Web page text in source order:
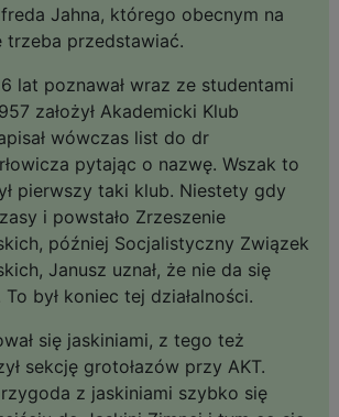
Jahna, którego obecnym na
trzeba przedstawiać.
lat poznawał wraz ze studentami
założył Akademicki Klub
wówczas list do dr
pytając o nazwę. Wszak to
pierwszy taki klub. Niestety gdy
i powstało Zrzeszenie
później Socjalistyczny Związek
Janusz uznał, że nie da się
był koniec tej działalności.
się jaskiniami, z tego też
sekcję grotołazów przy AKT.
z jaskiniami szybko się